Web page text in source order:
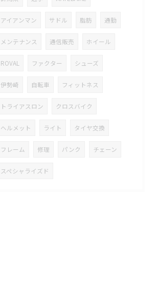
アイアンマン サドル 脂肪 通勤
メンテナンス 通信販売 ホイール
ROVAL ファクター シューズ
伊勢崎 自転車 フィットネス
トライアスロン クロスバイク
ヘルメット ライト タイヤ交換
フレーム 修理 パンク チェーン
スペシャライズド